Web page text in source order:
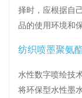
择时，应根据自
品的使用环境和
纺织喷墨聚氨
水性数字喷绘技
将环保型水性墨